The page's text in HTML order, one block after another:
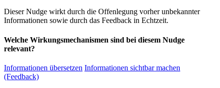
Dieser Nudge wirkt durch die Offenlegung vorher unbekannter
Informationen sowie durch das Feedback in Echtzeit.
Welche Wirkungsmechanismen sind bei diesem Nudge
relevant?
Informationen übersetzen Informationen sichtbar machen
(Feedback)